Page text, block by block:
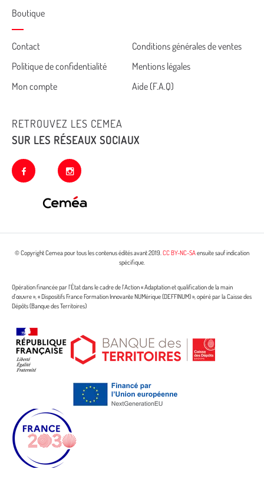
Boutique
Cemea
footer
Contact
Conditions générales de ventes
Politique de confidentialité
Mentions légales
Mon compte
Aide (F.A.Q)
RETROUVEZ LES CEMEA
SUR LES RÉSEAUX SOCIAUX
facebook instagram
© Copyright Cemea pour tous les contenus édités avant 2019.CC BY-NC-SAensuite sauf indication
spécifique.
Opération financée par l’État dans le cadre de l’Action « Adaptation et qualification de la main
d’œuvre », « Dispositifs France Formation Innovante NUMérique (DEFFINUM) », opéré par la Caisse des
Dépôts (Banque des Territoires)